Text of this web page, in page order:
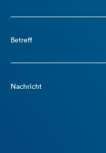
Betreff
Nachricht